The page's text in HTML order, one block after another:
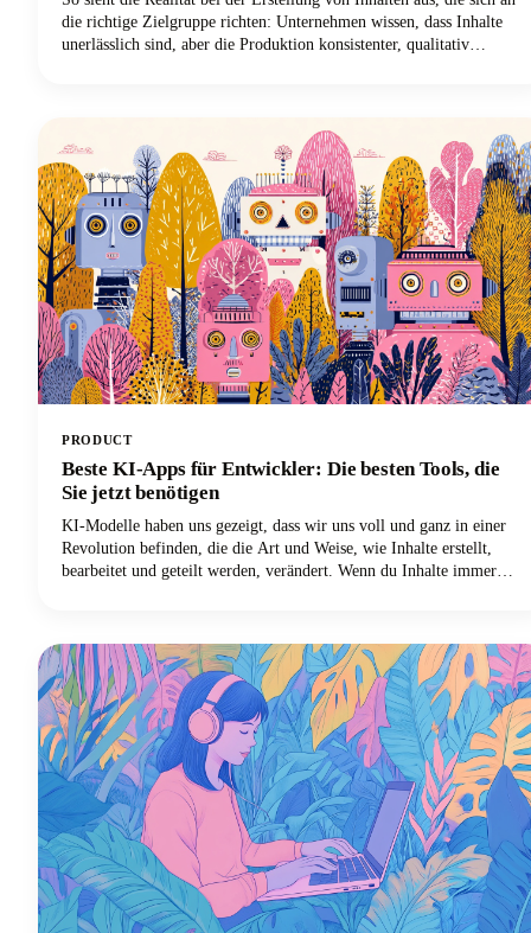
die richtige Zielgruppe richten: Unternehmen wissen, dass Inhalte
unerlässlich sind, aber die Produktion konsistenter, qualitativ
PRODUCT
Beste KI-Apps für Entwickler: Die besten Tools, die
Sie jetzt benötigen
KI-Modelle haben uns gezeigt, dass wir uns voll und ganz in einer
Revolution befinden, die die Art und Weise, wie Inhalte erstellt,
bearbeitet und geteilt werden, verändert. Wenn du Inhalte immer
genau, welche Apps einen Platz in deinem Creator-Toolkit
verdienen.